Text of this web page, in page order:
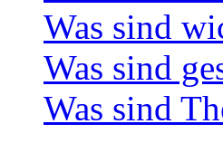
Was sind
Was sind
Was sind